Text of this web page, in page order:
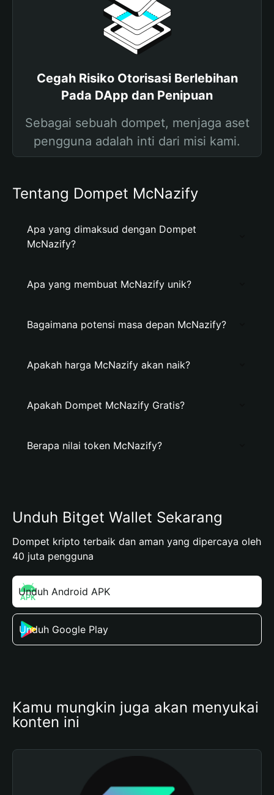
Cegah Risiko Otorisasi Berlebihan
Pada DApp dan Penipuan
Sebagai sebuah dompet, menjaga aset
pengguna adalah inti dari misi kami.
Tentang Dompet McNazify
Apa yang dimaksud dengan Dompet
McNazify?
Apa yang membuat McNazify unik?
Bagaimana potensi masa depan McNazify?
Apakah harga McNazify akan naik?
Apakah Dompet McNazify Gratis?
Berapa nilai token McNazify?
Unduh Bitget Wallet Sekarang
Dompet kripto terbaik dan aman yang dipercaya oleh
40 juta pengguna
Unduh Android APK
Unduh Google Play
Kamu mungkin juga akan menyukai
konten ini